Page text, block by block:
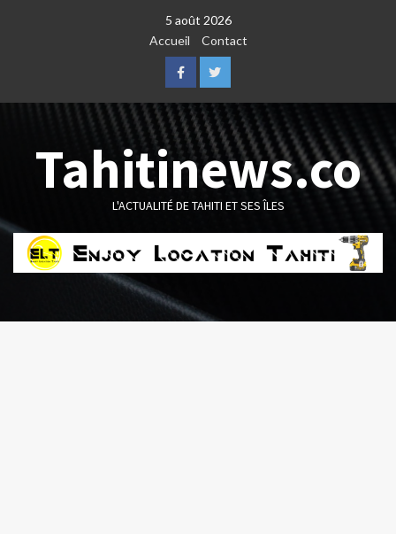
5 août 2026
Accueil
Contact
FacebookTwitter
Tahitinews.co
L'ACTUALITÉ DE TAHITI ET SES ÎLES